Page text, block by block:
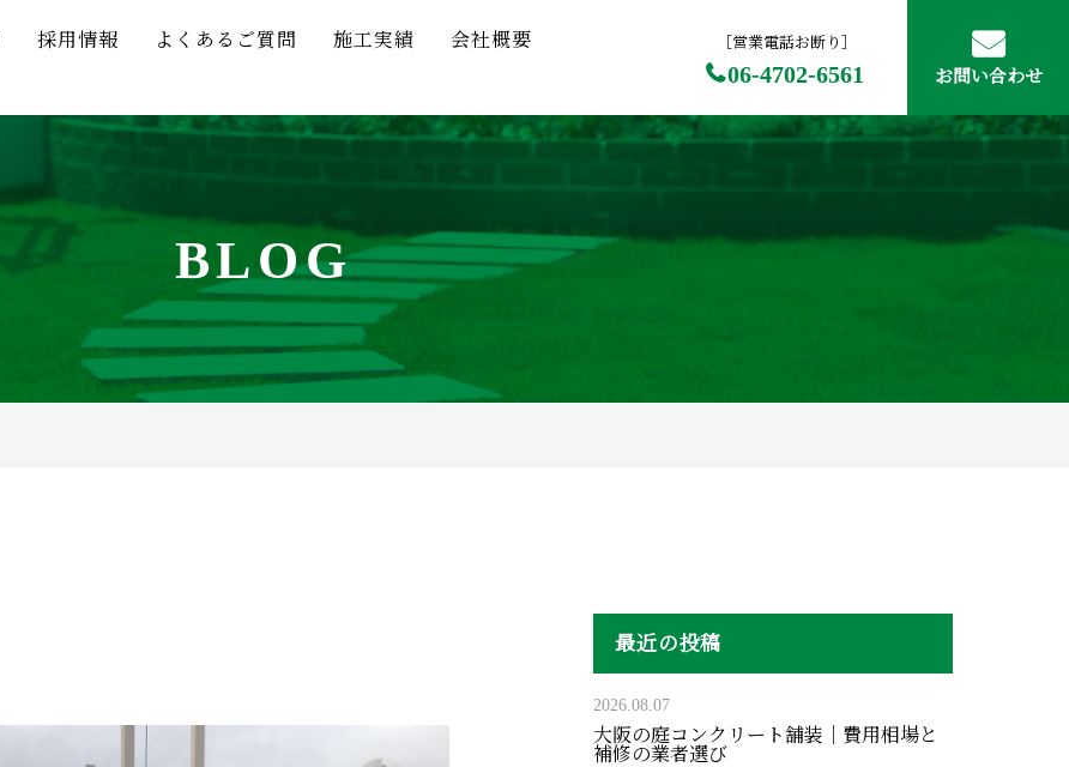
採用情報 よくあるご質問 施工実績
会社概要
［営業電話お断り］
06-4702-6561 お問い合わせ
BLOG
最近の投稿
2026.08.07
大阪の庭コンクリート舗装｜費用相場と
補修の業者選び